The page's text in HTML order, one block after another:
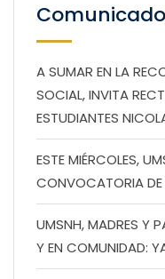
A SUMAR EN LA
SOCIAL, INVITA
ESTUDIANTES
ESTE MIÉRCOLES,
CONVOCATORIA DE
UMSNH, MADRES Y
Y EN COMUNIDAD: